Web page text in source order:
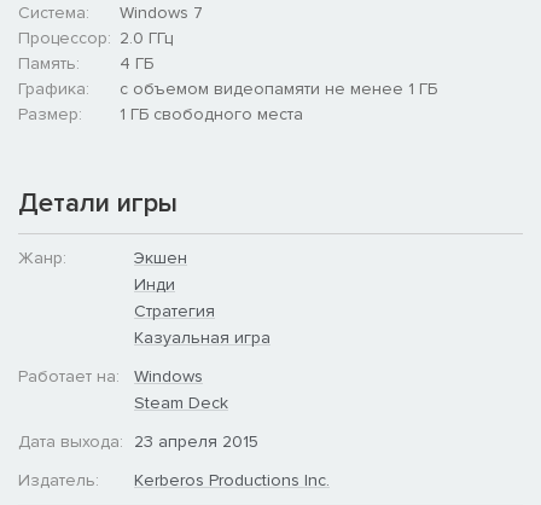
Система:
Windows 7
Процессор: 2.0 ГГц
Память:
4 ГБ
Графика:
с объемом видеопамяти не менее 1 ГБ
Размер:
1 ГБ свободного места
Детали игры
Жанр:
Экшен
Инди
Стратегия
Казуальная игра
Работает на:
Windows
Steam Deck
Дата выхода:
23 апреля 2015
Издатель:
Kerberos Productions Inc.